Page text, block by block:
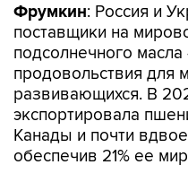
Фрумкин: Россия и
поставщики на
подсолнечного
продовольствия для
развивающихся. В
экспортировала
Канады и почти
обеспечив 21% ее